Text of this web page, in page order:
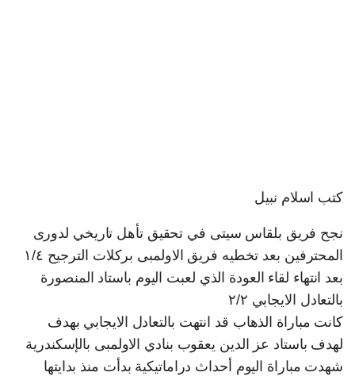
كتب اسلام نبيل
نجح فريق بلقاس سيتى في تحقيق تأهل تاريخي لدورى
المحترفين بعد تخطيه فريق الاولمبى بركلات الترجيح ١/٤
بعد انتهاء لقاء العودة الذي لعبت اليوم باستاد المنصورة
بالتعادل الايجابي ٢/٢
كانت مباراة الذهاب قد انتهت بالتعادل الايجابي بهدف
لهدف باستاد عز الدين يعقوب بنادي الاولمبى بالإسكندرية
شهدت مباراة اليوم أحداث دراماتيكية بدأت منذ بدايتها